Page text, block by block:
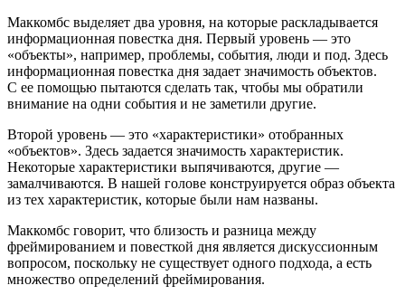
Маккомбс выделяет два уровня, на которые раскладывается
информационная повестка дня. Первый уровень — это
«объекты», например, проблемы, события, люди и под. Здесь
информационная повестка дня задает значимость объектов.
С ее помощью пытаются сделать так, чтобы мы обратили
внимание на одни события и не заметили другие.
Второй уровень — это «характеристики» отобранных
«объектов». Здесь задается значимость характеристик.
Некоторые характеристики выпячиваются, другие —
замалчиваются. В нашей голове конструируется образ объекта
из тех характеристик, которые были нам названы.
Маккомбс говорит, что близость и разница между
фреймированием и повесткой дня является дискуссионным
вопросом, поскольку не существует одного подхода, а есть
множество определений фреймирования.